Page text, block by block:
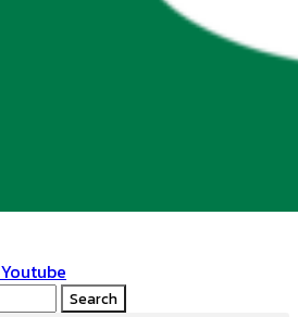
Youtube
Search